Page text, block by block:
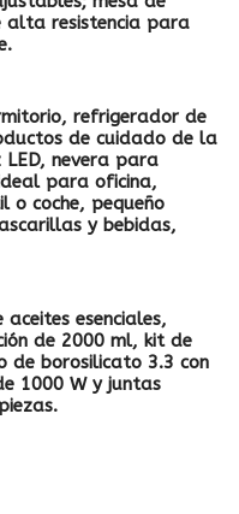
resistencia para
refrigerador de
de cuidado de la
LED, nevera para
para oficina,
o coche, pequeño
y bebidas,
esenciales,
de 2000 ml, kit de
de borosilicato 3.3 con
1000 W y juntas